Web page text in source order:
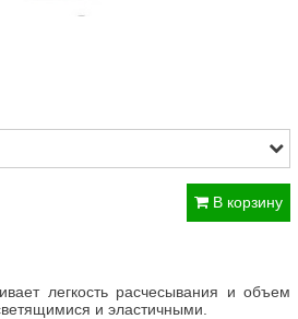
В корзину
легкость расчесывания и объем
и эластичными.